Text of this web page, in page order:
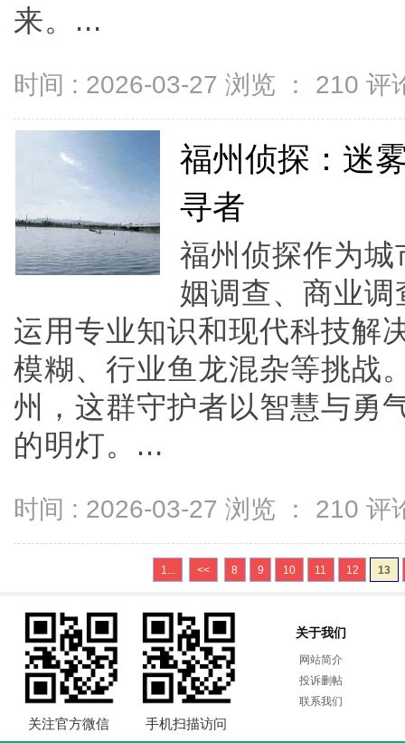
来。...
时间 : 2026-03-27 浏览 ： 210 评
福州侦探：迷
寻者
福州侦探作为
姻调查、商业
运用专业知识和现代科技解
模糊、行业鱼龙混杂等挑战
州，这群守护者以智慧与勇
的明灯。...
时间 : 2026-03-27 浏览 ： 210 评
1... << 8 9 10 11 12 13
关注官方微信 手机扫描访问
关于我们
网站简介
投诉删帖
联系我们